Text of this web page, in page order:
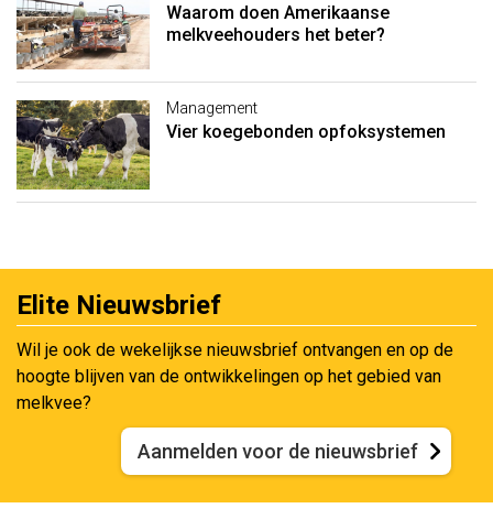
Waarom doen Amerikaanse
melkveehouders het beter?
Management
Vier koegebonden opfoksystemen
Elite Nieuwsbrief
Wil je ook de wekelijkse nieuwsbrief ontvangen en op de
hoogte blijven van de ontwikkelingen op het gebied van
melkvee?
Aanmelden voor de nieuwsbrief